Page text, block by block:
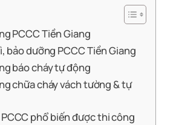
PCCC Tiền Giang
bảo dưỡng PCCC Tiền Giang
báo cháy tự động
chữa cháy vách tường & tự
phổ biến được thi công